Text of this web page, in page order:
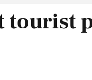
tourist